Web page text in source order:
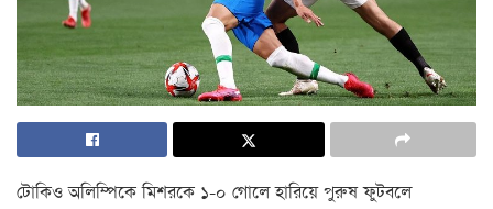
টোকিও অলিম্পিকে মিশরকে ১-০ গোলে হারিয়ে পুরুষ ফুটবলে